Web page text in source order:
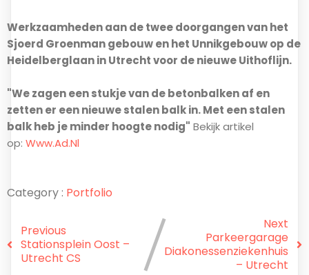
Werkzaamheden aan de twee doorgangen van het
Sjoerd Groenman gebouw en het Unnikgebouw op de
Heidelberglaan in Utrecht voor de nieuwe Uithoflijn.
"We zagen een stukje van de betonbalken af en
zetten er een nieuwe stalen balk in. Met een stalen
balk heb je minder hoogte nodig" Bekijk artikel
op: Www.ad.nl
Category : Portfolio
Previous
Stationsplein Oost –
Utrecht CS
Next
Parkeergarage
Diakonessenziekenhuis
– Utrecht